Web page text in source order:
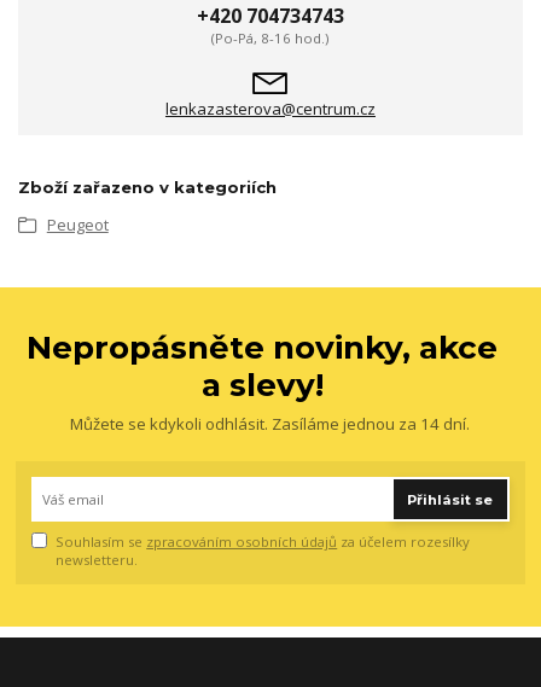
+420 704734743
(Po-Pá, 8-16 hod.)
lenkazasterova@centrum.cz
Zboží zařazeno v kategoriích
Peugeot
Nepropásněte novinky, akce
a slevy!
Můžete se kdykoli odhlásit. Zasíláme jednou za 14 dní.
Přihlásit se
Souhlasím se zpracováním osobních údajů za účelem rozesílky
newsletteru.